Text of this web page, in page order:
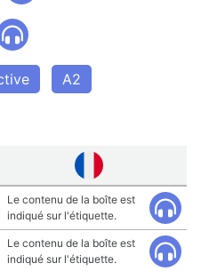
A2
Le contenu de la boîte est
indiqué sur l'étiquette.
Le contenu de la boîte est
indiqué sur l'étiquette.